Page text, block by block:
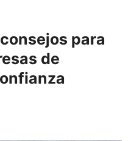
para
de